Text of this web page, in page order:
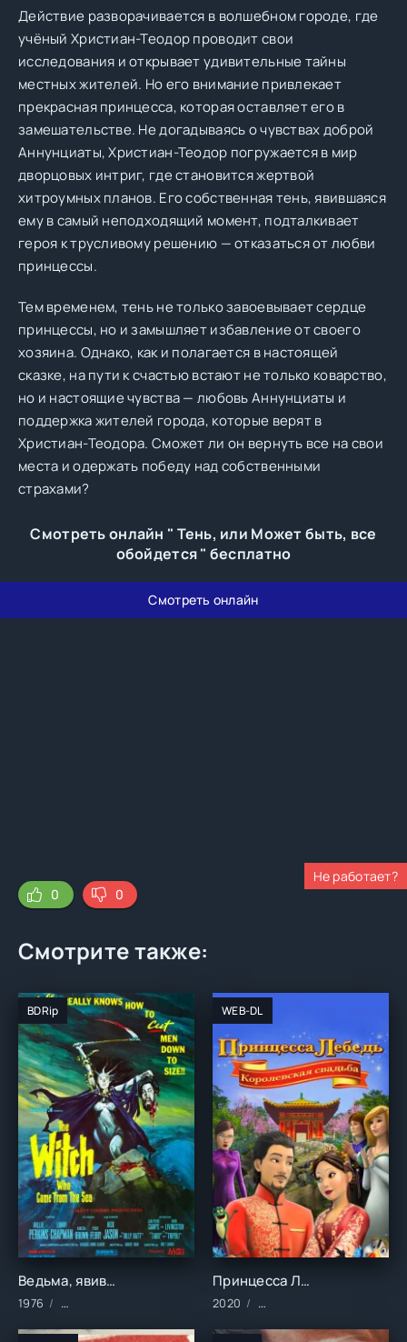
Действие разворачивается в волшебном городе, где
учёный Христиан-Теодор проводит свои
исследования и открывает удивительные тайны
местных жителей. Но его внимание привлекает
прекрасная принцесса, которая оставляет его в
замешательстве. Не догадываясь о чувствах доброй
Аннунциаты, Христиан-Теодор погружается в мир
дворцовых интриг, где становится жертвой
хитроумных планов. Его собственная тень, явившаяся
ему в самый неподходящий момент, подталкивает
героя к трусливому решению — отказаться от любви
принцессы.
Тем временем, тень не только завоевывает сердце
принцессы, но и замышляет избавление от своего
хозяина. Однако, как и полагается в настоящей
сказке, на пути к счастью встают не только коварство,
но и настоящие чувства — любовь Аннунциаты и
поддержка жителей города, которые верят в
Христиан-Теодора. Сможет ли он вернуть все на свои
места и одержать победу над собственными
страхами?
Смотреть онлайн " Тень, или Может быть, все
обойдется " бесплатно
Смотреть онлайн
Не работает?
0
0
Смотрите также:
BDRip
Ведьма, явившаяся из моря (1976)
1976 Фильмы/Зарубежные/Драма/Триллеры/Ужасы
WEB-DL
Принцесса Лебедь: Королевская свадьба (2020)
2020 Мультфильмы/